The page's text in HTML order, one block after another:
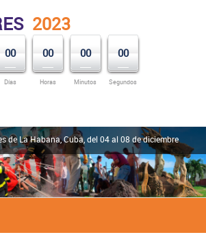
2023
00
Días
00
Horas
00
Minutos
00
Segundos
de La Habana, Cuba, del 04 al 08 de diciembre